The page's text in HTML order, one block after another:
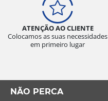
ATENÇÃO AO CLIENTE
Colocamos as suas necessidades
em primeiro lugar
NÃO PERCA